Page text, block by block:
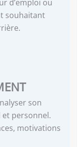
d’emploi ou
souhaitant
son
personnel.
motivations